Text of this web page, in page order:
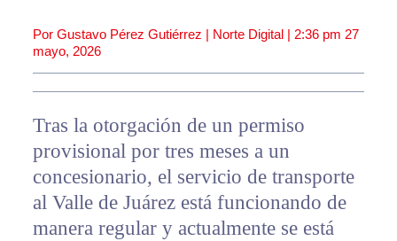
Por Gustavo Pérez Gutiérrez | Norte Digital | 2:36 pm 27
mayo, 2026
Tras la otorgación de un permiso
provisional por tres meses a un
concesionario, el servicio de transporte
al Valle de Juárez está funcionando de
manera regular y actualmente se está